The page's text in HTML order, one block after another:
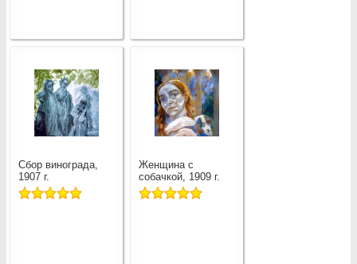
Сбор винограда,
1907 г.
Женщина с
собачкой, 1909 г.